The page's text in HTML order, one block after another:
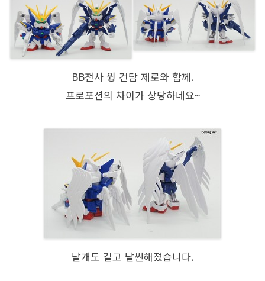
BB전사 윙 건담 제로와 함께.
프로포션의 차이가 상당하네요~
날개도 길고 날씬해졌습니다.